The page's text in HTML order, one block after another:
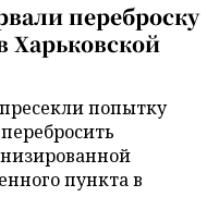
переброску
Харьковской
попытку
пункта в